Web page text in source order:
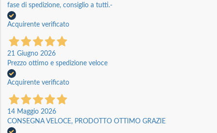
fase di spedizione, consiglio a tutti.-
Acquirente verificato
21 Giugno 2026
Prezzo ottimo e spedizione veloce
Acquirente verificato
14 Maggio 2026
CONSEGNA VELOCE, PRODOTTO OTTIMO GRAZIE